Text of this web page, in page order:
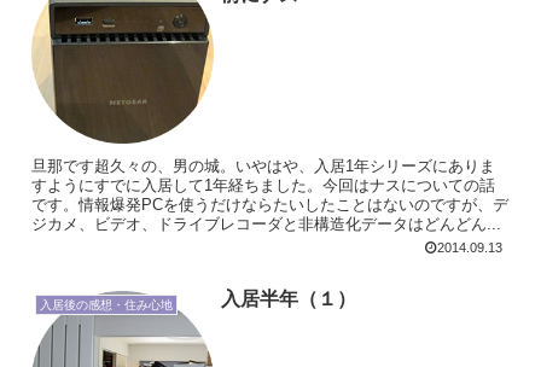
旦那です超久々の、男の城。いやはや、入居1年シリーズにありま
すようにすでに入居して1年経ちました。今回はナスについての話
です。情報爆発PCを使うだけならたいしたことはないのですが、デ
ジカメ、ビデオ、ドライブレコーダと非構造化データはどんどん...
2014.09.13
入居後の感想・住み心地 入居半年（１）